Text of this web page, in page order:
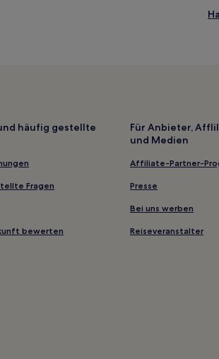
häufig gestellte
Fragen
bewerten
Für Anbieter,
und Medien
Affiliate-Partner-
Presse
Bei uns werben
Reiseveranstalter